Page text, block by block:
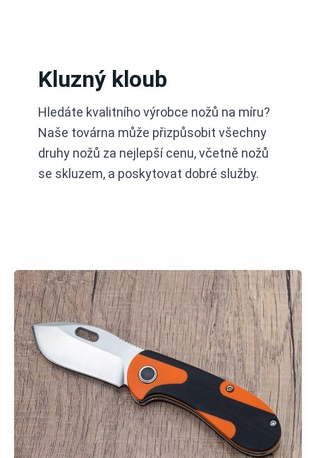
Kluzný kloub
Hledáte kvalitního výrobce nožů na míru?
Naše továrna může přizpůsobit všechny
druhy nožů za nejlepší cenu, včetně nožů
se skluzem, a poskytovat dobré služby.